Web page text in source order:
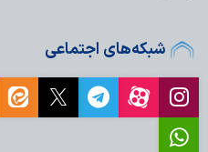
شبکه‌های اجتماعی